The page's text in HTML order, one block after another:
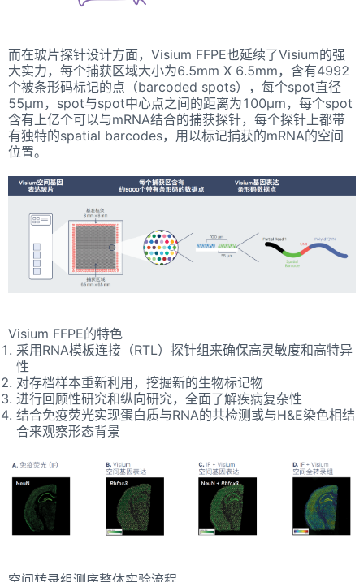
而在玻片探针设计方面，Visium FFPE也延续了Visium的强
大实力，每个捕获区域大小为6.5mm X 6.5mm，含有4992
个被条形码标记的点（barcoded spots），每个spot直径
55μm，spot与spot中心点之间的距离为100μm，每个spot
含有上亿个可以与mRNA结合的捕获探针，每个探针上都带
有独特的spatial barcodes，用以标记捕获的mRNA的空间
位置。
Visium FFPE的特色
采用RNA模板连接（RTL）探针组来确保高灵敏度和高特异
性
对存档样本重新利用，挖掘新的生物标记物
进行回顾性研究和纵向研究，全面了解疾病复杂性
结合免疫荧光实现蛋白质与RNA的共检测或与H&E染色相结
合来观察形态背景